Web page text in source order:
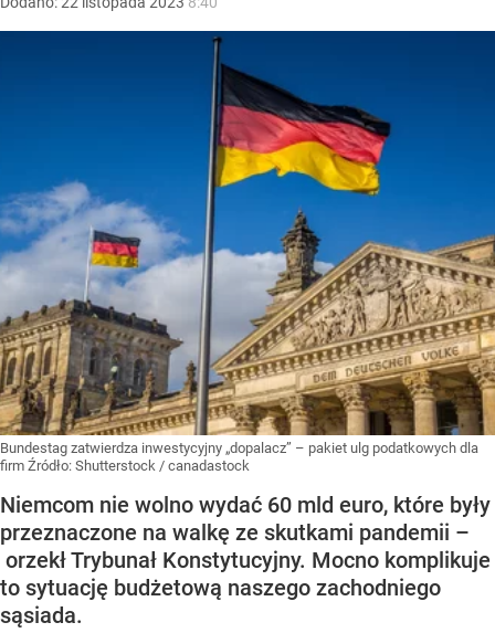
Bundestag zatwierdza inwestycyjny „dopalacz” – pakiet ulg podatkowych dla
firm Źródło: Shutterstock / canadastock
Niemcom nie wolno wydać 60 mld euro, które były
przeznaczone na walkę ze skutkami pandemii –
orzekł Trybunał Konstytucyjny. Mocno komplikuje
to sytuację budżetową naszego zachodniego
sąsiada.